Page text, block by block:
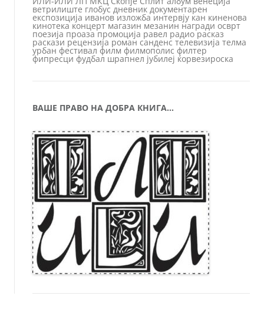
ветрилиште глобус дневник документарен
експозиција иванов изложба интервју кан киненова
кинотека концерт магазин мезанин награди осврт
поезија проаза промоција равел радио расказ
раскази рецензија роман санденс телевизија телма
урбан фестивал филм филмополис филтер
фипресци фудбал шрапнел јубилеј ќорвезироска
ВАШЕ ПРАВО НА ДОБРА КНИГА…